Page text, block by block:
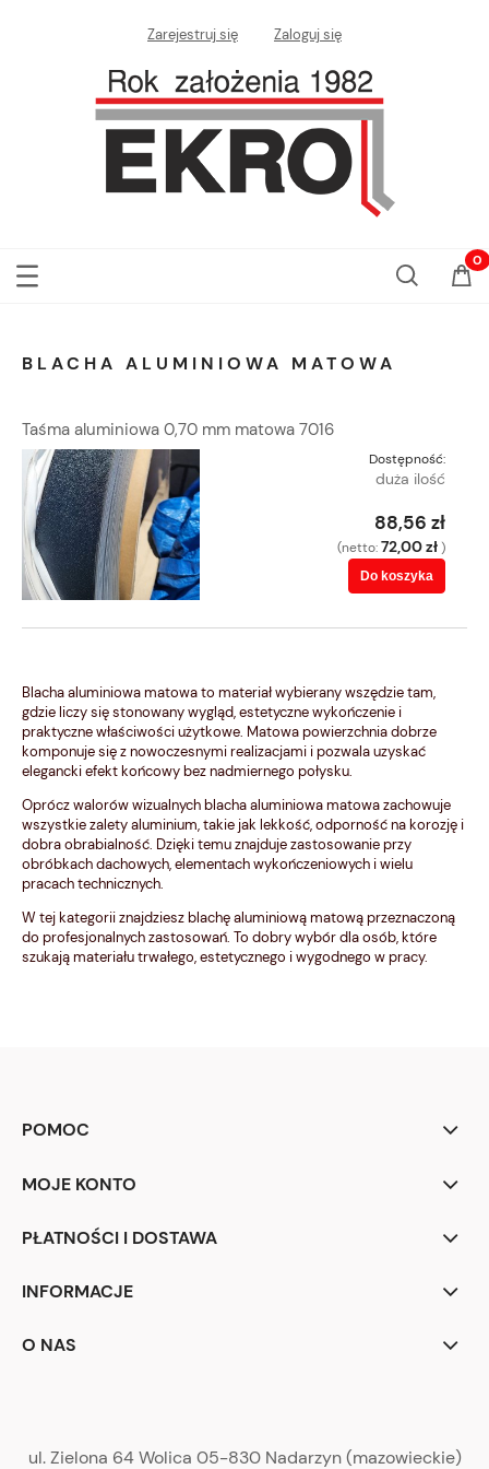
Zarejestruj się Zaloguj się
BLACHA ALUMINIOWA MATOWA
Taśma aluminiowa 0,70 mm matowa 7016
Dostępność:
duża ilość
88,56 zł
(netto:72,00 zł )
Do koszyka
Blacha aluminiowa matowa to materiał wybierany wszędzie tam,
gdzie liczy się stonowany wygląd, estetyczne wykończenie i
praktyczne właściwości użytkowe. Matowa powierzchnia dobrze
komponuje się z nowoczesnymi realizacjami i pozwala uzyskać
elegancki efekt końcowy bez nadmiernego połysku.
Oprócz walorów wizualnych blacha aluminiowa matowa zachowuje
wszystkie zalety aluminium, takie jak lekkość, odporność na korozję i
dobra obrabialność. Dzięki temu znajduje zastosowanie przy
obróbkach dachowych, elementach wykończeniowych i wielu
pracach technicznych.
W tej kategorii znajdziesz blachę aluminiową matową przeznaczoną
do profesjonalnych zastosowań. To dobry wybór dla osób, które
szukają materiału trwałego, estetycznego i wygodnego w pracy.
POMOC
MOJE KONTO
PŁATNOŚCI I DOSTAWA
INFORMACJE
O NAS
ul. Zielona 64 Wolica 05-830 Nadarzyn (mazowieckie)